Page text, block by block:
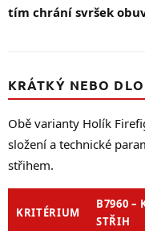
tím chrání svršek
KRÁTKÝ NEBO
Obě varianty Holík
složení a technické
střihem.
KRITÉRIUM
B7960 –
STŘIH